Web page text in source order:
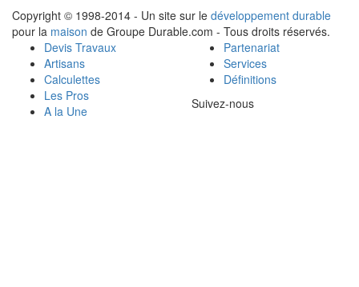
Copyright © 1998-2014 - Un site sur le développement durable
pour la maison de Groupe Durable.com - Tous droits réservés.
Devis Travaux
Artisans
Calculettes
Les Pros
A la Une
Partenariat
Services
Définitions
Suivez-nous